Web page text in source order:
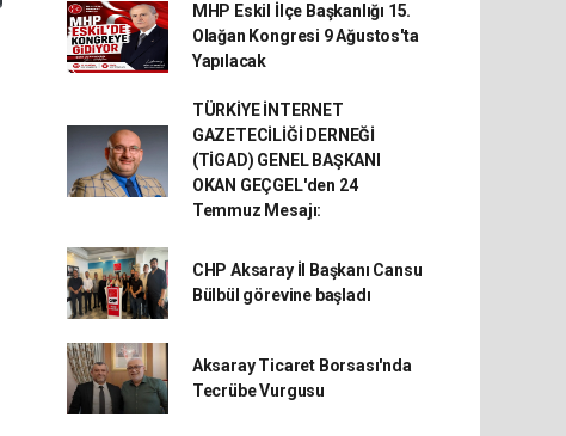
MHP Eskil İlçe Başkanlığı 15.
Olağan Kongresi 9 Ağustos'ta
Yapılacak
TÜRKİYE İNTERNET
GAZETECİLİĞİ DERNEĞİ
(TİGAD) GENEL BAŞKANI
OKAN GEÇGEL'den 24
Temmuz Mesajı:
CHP Aksaray İl Başkanı Cansu
Bülbül görevine başladı
Aksaray Ticaret Borsası'nda
Tecrübe Vurgusu